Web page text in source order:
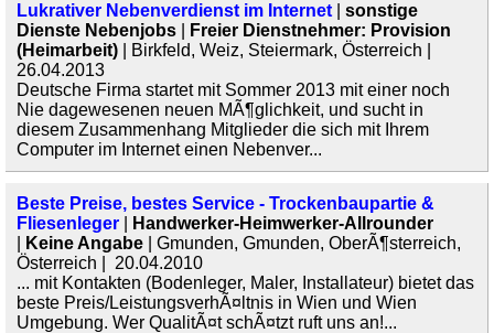
Lukrativer Nebenverdienst im Internet
sonstige
Dienste Nebenjobs
Freier Dienstnehmer: Provision
(Heimarbeit) | Birkfeld, Weiz, Steiermark, Österreich |
26.04.2013
Deutsche Firma startet mit Sommer 2013 mit einer noch
Nie dagewesenen neuen MÃ¶glichkeit, und sucht in
diesem Zusammenhang Mitglieder die sich mit Ihrem
Computer im Internet einen Nebenver...
Beste Preise, bestes Service - Trockenbaupartie &
Fliesenleger
Handwerker-Heimwerker-Allrounder
Keine Angabe | Gmunden, Gmunden, OberÃ¶sterreich,
Österreich | 20.04.2010
... mit Kontakten (Bodenleger, Maler, Installateur) bietet das
beste Preis/LeistungsverhÃ¤ltnis in Wien und Wien
Umgebung. Wer QualitÃ¤t schÃ¤tzt ruft uns an!...